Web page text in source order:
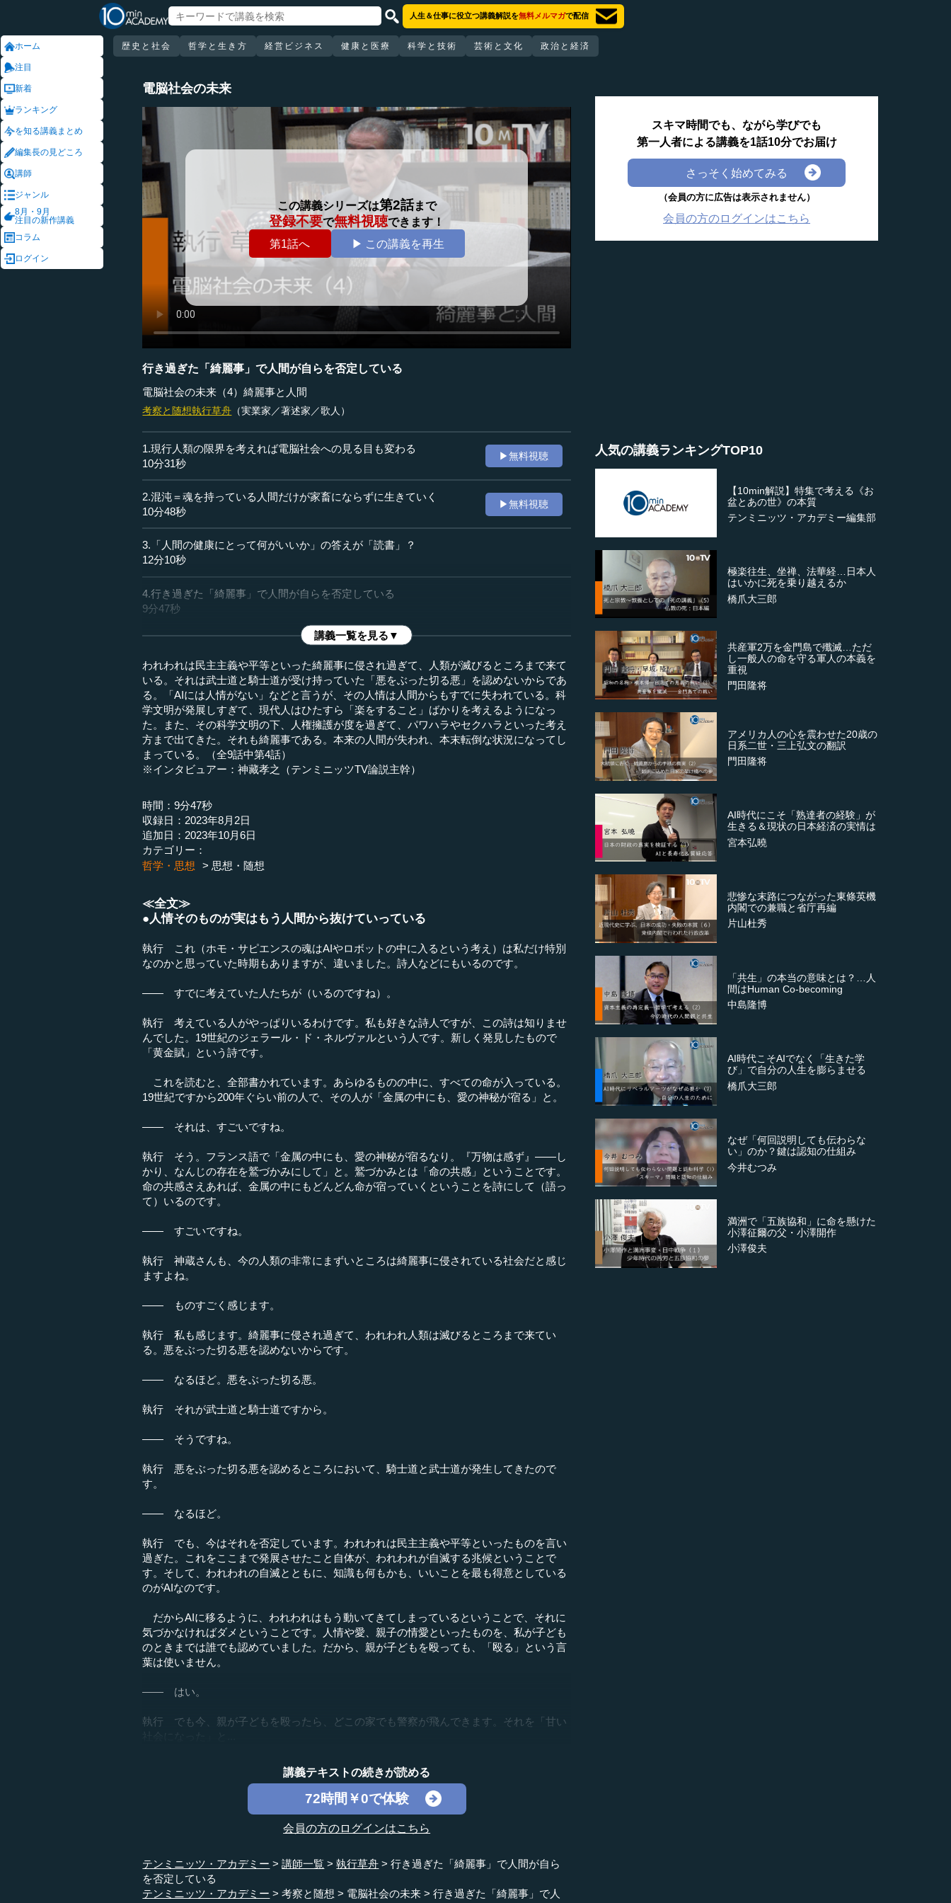
ホーム
注目
新着
ランキング
を知る講義まとめ
編集長の見どころ
講師
ジャンル
8月・9月
注目の新作講義
コラム
ログイン
人生＆仕事に役立つ講義解説を無料メルマガで配信
歴史と社会 哲学と生き方 経営ビジネス 健康と医療 科学と技術 芸術と文化 政治と経済
電脳社会の未来
この講義シリーズは第2話まで
登録不要で無料視聴できます！
第1話へ
▶ この講義を再生
行き過ぎた「綺麗事」で人間が自らを否定している
電脳社会の未来（4）綺麗事と人間
考察と随想執行草舟 （実業家／著述家／歌人）
1.現行人類の限界を考えれば電脳社会への見る目も変わる
10分31秒
▶無料視聴
2.混沌＝魂を持っている人間だけが家畜にならずに生きていく
10分48秒
▶無料視聴
3.「人間の健康にとって何がいいか」の答えが「読書」？
12分10秒
4.行き過ぎた「綺麗事」で人間が自らを否定している
9分47秒
講義一覧を見る▼
われわれは民主主義や平等といった綺麗事に侵され過ぎて、人類が滅びるところまで来て
いる。それは武士道と騎士道が受け持っていた「悪をぶった切る悪」を認めないからであ
る。「AIには人情がない」などと言うが、その人情は人間からもすでに失われている。科
学文明が発展しすぎて、現代人はひたすら「楽をすること」ばかりを考えるようになっ
た。また、その科学文明の下、人権擁護が度を過ぎて、パワハラやセクハラといった考え
方まで出てきた。それも綺麗事である。本来の人間が失われ、本末転倒な状況になってし
まっている。（全9話中第4話）
※インタビュアー：神藏孝之（テンミニッツTV論説主幹）
時間：9分47秒
収録日：2023年8月2日
追加日：2023年10月6日
カテゴリー：
哲学・思想
思想・随想
≪全文≫
●人情そのものが実はもう人間から抜けていっている
執行 これ（ホモ・サピエンスの魂はAIやロボットの中に入るという考え）は私だけ特別
なのかと思っていた時期もありますが、違いました。詩人などにもいるのです。
―― すでに考えていた人たちが（いるのですね）。
執行 考えている人がやっぱりいるわけです。私も好きな詩人ですが、この詩は知りませ
んでした。19世紀のジェラール・ド・ネルヴァルという人です。新しく発見したもので
「黄金賦」という詩です。
これを読むと、全部書かれています。あらゆるものの中に、すべての命が入っている。
19世紀ですから200年ぐらい前の人で、その人が「金属の中にも、愛の神秘が宿る」と。
―― それは、すごいですね。
執行 そう。フランス語で「金属の中にも、愛の神秘が宿るなり。『万物は感ず』――し
かり、なんじの存在を鷲づかみにして」と。鷲づかみとは「命の共感」ということです。
命の共感さえあれば、金属の中にもどんどん命が宿っていくということを詩にして（語っ
て）いるのです。
―― すごいですね。
執行 神蔵さんも、今の人類の非常にまずいところは綺麗事に侵されている社会だと感じ
ますよね。
―― ものすごく感じます。
執行 私も感じます。綺麗事に侵され過ぎて、われわれ人類は滅びるところまで来てい
る。悪をぶった切る悪を認めないからです。
―― なるほど。悪をぶった切る悪。
執行 それが武士道と騎士道ですから。
―― そうですね。
執行 悪をぶった切る悪を認めるところにおいて、騎士道と武士道が発生してきたので
す。
―― なるほど。
執行 でも、今はそれを否定しています。われわれは民主主義や平等といったものを言い
過ぎた。これをここまで発展させたこと自体が、われわれが自滅する兆候ということで
す。そして、われわれの自滅とともに、知識も何もかも、いいことを最も得意としている
のがAIなのです。
だからAIに移るように、われわれはもう動いてきてしまっているということで、それに
気づかなければダメということです。人情や愛、親子の情愛といったものを、私が子ども
のときまでは誰でも認めていました。だから、親が子どもを殴っても、「殴る」という言
葉は使いません。
―― はい。
執行 でも今、親が子どもを殴ったら、どこの家でも警察が飛んできます。それを「甘い
講義テキストの続きが読める
72時間￥0で体験
会員の方のログインはこちら
テンミニッツ・アカデミー 講師一覧 執行草舟
行き過ぎた「綺麗事」で人間が自ら
を否定している
テンミニッツ・アカデミー
考察と随想 電脳社会の未来
行き過ぎた「綺麗事」で人
スキマ時間でも、ながら学びでも
第一人者による講義を1話10分でお届け
さっそく始めてみる
（会員の方に広告は表示されません）
会員の方のログインはこちら
人気の講義ランキングTOP10
【10min解説】特集で考える《お
盆とあの世》の本質
テンミニッツ・アカデミー編集部
極楽往生、坐禅、法華経…日本人
はいかに死を乗り越えるか
橋爪大三郎
共産軍2万を金門島で殲滅…ただ
し一般人の命を守る軍人の本義を
重視
門田隆将
アメリカ人の心を震わせた20歳の
日系二世・三上弘文の翻訳
門田隆将
AI時代にこそ「熟達者の経験」が
生きる＆現状の日本経済の実情は
宮本弘曉
悲惨な末路につながった東條英機
内閣での兼職と省庁再編
片山杜秀
「共生」の本当の意味とは？…人
間はHuman Co-becoming
中島隆博
AI時代こそAIでなく「生きた学
び」で自分の人生を膨らませる
橋爪大三郎
なぜ「何回説明しても伝わらな
い」のか？鍵は認知の仕組み
今井むつみ
満洲で「五族協和」に命を懸けた
小澤征爾の父・小澤開作
小澤俊夫